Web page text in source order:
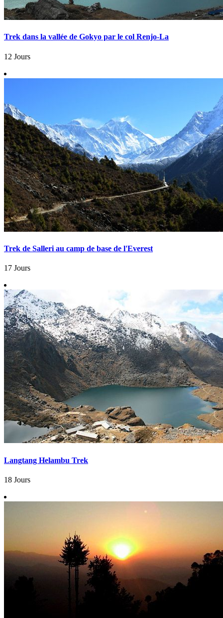
Trek dans la vallée de Gokyo par le col Renjo-La
12 Jours
Trek de Salleri au camp de base de l'Everest
17 Jours
Langtang Helambu Trek
18 Jours